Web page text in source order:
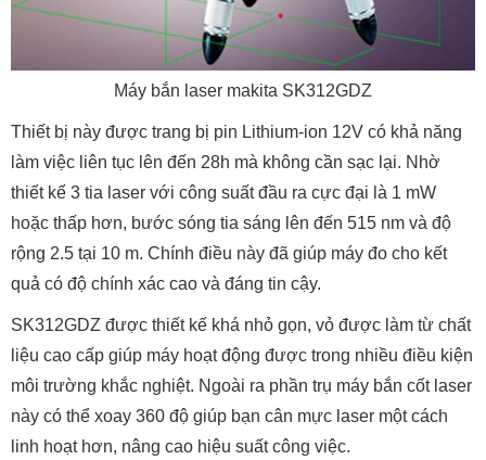
Máy bắn laser makita SK312GDZ
Thiết bị này được trang bị pin Lithium-ion 12V có khả năng
làm việc liên tục lên đến 28h mà không cần sạc lại. Nhờ
thiết kế 3 tia laser với công suất đầu ra cực đại là 1 mW
hoặc thấp hơn, bước sóng tia sáng lên đến 515 nm và độ
rộng 2.5 tại 10 m. Chính điều này đã giúp máy đo cho kết
quả có độ chính xác cao và đáng tin cậy.
SK312GDZ được thiết kế khá nhỏ gọn, vỏ được làm từ chất
liệu cao cấp giúp máy hoạt động được trong nhiều điều kiện
môi trường khắc nghiệt. Ngoài ra phần trụ máy bắn cốt laser
này có thể xoay 360 độ giúp bạn cân mực laser một cách
linh hoạt hơn, nâng cao hiệu suất công việc.